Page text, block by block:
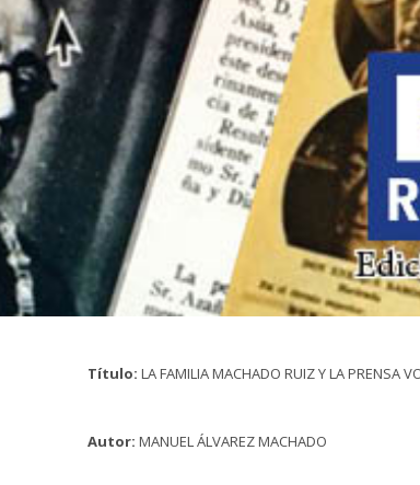
Título: LA FAMILIA MACHADO RUIZ Y LA PRENSA
Autor: MANUEL ÁLVAREZ MACHADO